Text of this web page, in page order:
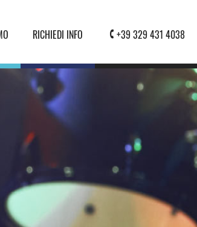
RICHIEDI INFO +39 329 431 4038